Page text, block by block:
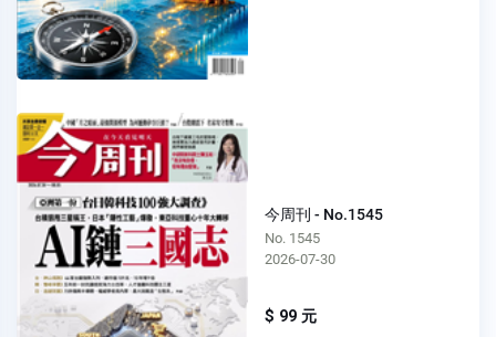
今周刊 - No.1545
No. 1545
2026-07-30
$ 99 元